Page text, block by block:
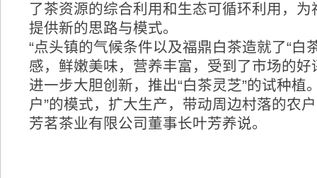
了茶资源的综合利用和生态可循环利用，
提供新的思路与模式。
“点头镇的气候条件以及福鼎白茶造就了“白
感，鲜嫩美味，营养丰富，受到了市场的
进一步大胆创新，推出“白茶灵芝”的试种植
户”的模式，扩大生产，带动周边村落的农
芳茗茶业有限公司董事长叶芳养说。